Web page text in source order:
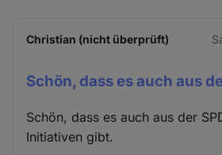
Christian (nicht überprüft)
Schön, dass es auch aus
Schön, dass es auch aus der
Initiativen gibt.